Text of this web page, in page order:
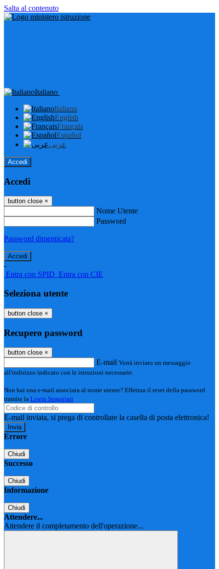
Salta al contenuto
Italiano
Italiano
English
Français
Español
عربى
Accedi
Accedi
button close ×
Nome Utente
Password
Password dimenticata?
-
Entra con SPID Entra con CIE
Seleziona utente
button close ×
Recupero password
button close ×
E-mail Verrà inviato un messaggio
all'indirizzo indicato con le istruzioni necessarie.
Non hai una e-mail associata al nome utente? Effettua il reset della password
tramite la Login Spaggiari
E-mail inviata, si prega di controllare la casella di posta elettronica!
Errore
Chiudi
Successo
Chiudi
Informazione
Chiudi
Attendere...
Attendere il completamento dell'operazione...